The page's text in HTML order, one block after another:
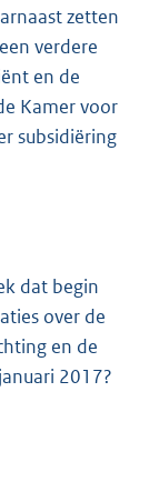
zetten
verdere
en de
Kamer voor
subsidiëring
dat begin
over de
en de
2017?